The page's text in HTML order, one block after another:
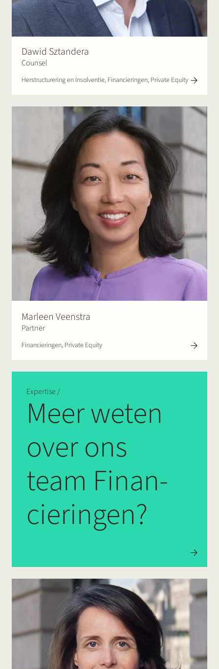
Dawid Sztandera
Counsel
Herstructurering en Insolventie, Financieringen, Private Equity
Marleen Veenstra
Partner
Financieringen, Private Equity
Expertise /
Meer weten
over ons
team Finan-
cieringen?